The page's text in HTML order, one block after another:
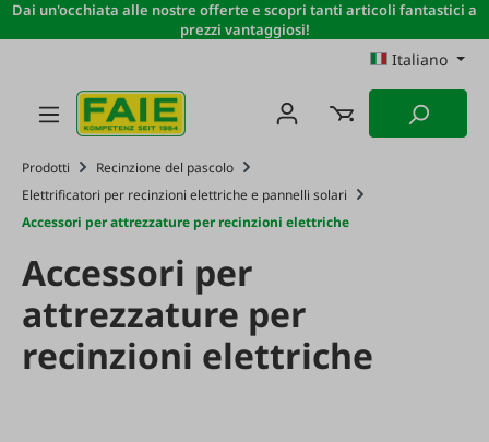
Passa al contenuto principale
Dai un'occhiata alle nostre offerte e scopri tanti articoli fantastici a
prezzi vantaggiosi!
Italiano
Prodotti
Recinzione del pascolo
Elettrificatori per recinzioni elettriche e pannelli solari
Accessori per attrezzature per recinzioni elettriche
Accessori per
attrezzature per
recinzioni elettriche